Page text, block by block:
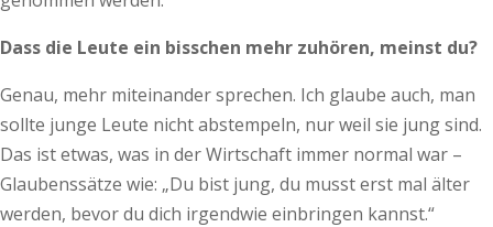
Dass die Leute ein bisschen mehr zuhören, meinst du?
Genau, mehr miteinander sprechen. Ich glaube auch, man
sollte junge Leute nicht abstempeln, nur weil sie jung sind.
Das ist etwas, was in der Wirtschaft immer normal war –
Glaubenssätze wie: „Du bist jung, du musst erst mal älter
werden, bevor du dich irgendwie einbringen kannst.“